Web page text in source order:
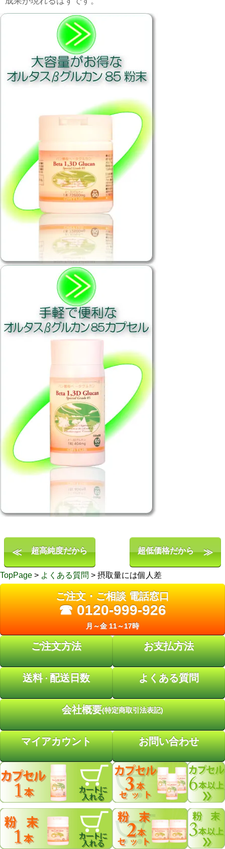
超高純度だから 超低価格だから
TopPage > よくある質問 > 摂取量には個人差
ご注文・ご相談 電話窓口
☎ 0120-999-926
月～金 11～17時
ご注文方法 お支払方法
送料・ 配送日数 よくある質問
会社概要(特定商取引法表記)
マイアカウント お問い合わせ